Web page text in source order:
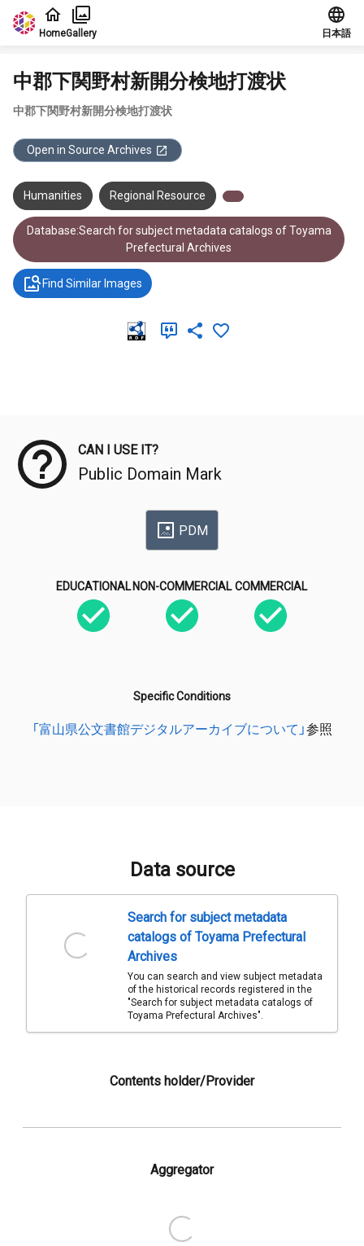
Jump to main content
HomeGallery 日本語
中郡下関野村新開分検地打渡状
中郡下関野村新開分検地打渡状
Open in Source Archives
Humanities Regional Resource
Database:Search for subject metadata catalogs of Toyama
Prefectural Archives
Find Similar Images
CAN I USE IT?
Public Domain Mark
PDM
EDUCATIONAL NON-COMMERCIAL COMMERCIAL
Specific Conditions
「富山県公文書館デジタルアーカイブについて」参照
Data source
Search for subject metadata
catalogs of Toyama Prefectural
Archives
You can search and view subject metadata
of the historical records registered in the
"Search for subject metadata catalogs of
Toyama Prefectural Archives".
Contents holder/Provider
Aggregator